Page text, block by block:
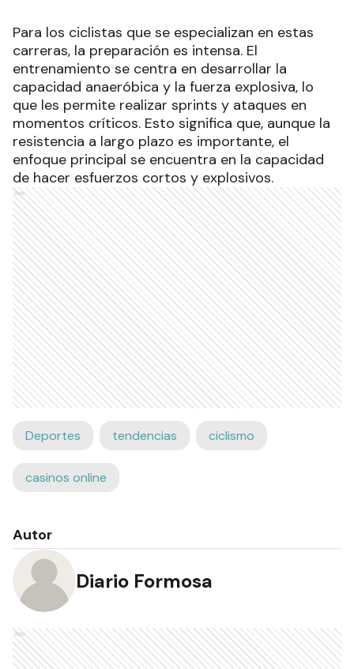
Para los ciclistas que se especializan en estas
carreras, la preparación es intensa. El
entrenamiento se centra en desarrollar la
capacidad anaeróbica y la fuerza explosiva, lo
que les permite realizar sprints y ataques en
momentos críticos. Esto significa que, aunque la
resistencia a largo plazo es importante, el
enfoque principal se encuentra en la capacidad
de hacer esfuerzos cortos y explosivos.
Ads
Deportes tendencias ciclismo
casinos online
Autor
Diario Formosa
Ads